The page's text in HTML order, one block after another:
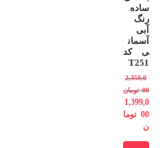
ساده
رنگ
آبی
آسمان
ی کد
T251
2,350,0
00 تومان
1,399,0
00 توما
ن